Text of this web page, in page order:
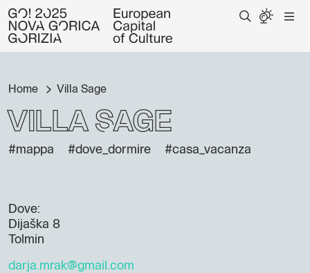
Home Villa Sage
Villa Sage
#mappa #dove_dormire #casa_vacanza
Dove:
Dijaška 8
Tolmin
darja.mrak@gmail.com